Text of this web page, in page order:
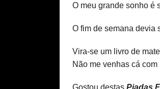
O meu grande sonho é
O fim de semana devia
Vira-se um livro de
Não me venhas cá
Gostou destas Piadas